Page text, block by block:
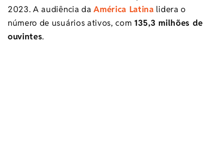
2023. A audiência daAmérica Latina lidera o
número de usuários ativos, com 135,3 milhões de
ouvintes.